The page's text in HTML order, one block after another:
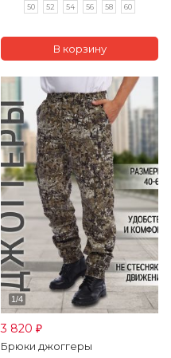
50 52 54 56 58 60
3 820 ₽
Брюки джоггеры